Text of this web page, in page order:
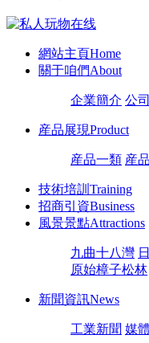
網站主頁Home
關于咱們About
企業簡介 公
産品展現Product
産品一類 産
技術培訓 Training
招商引資Business
風景景點Attractions
九曲十八灣
原始樟子松林
新聞資訊News
工業新聞 媒